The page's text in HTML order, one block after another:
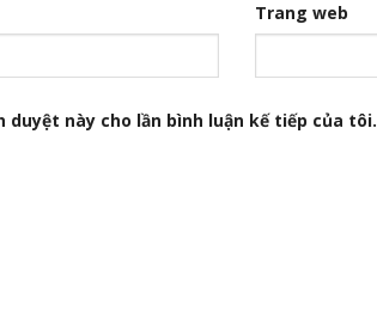
Trang web
này cho lần bình luận kế tiếp của tôi.